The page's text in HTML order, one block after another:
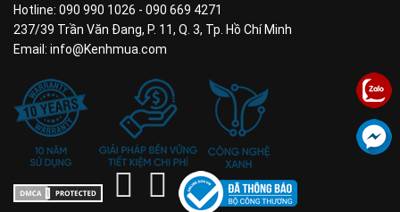
Hotline: 090 990 1026 - 090 669 4271
237/39 Trần Văn Đang, P. 11, Q. 3, Tp. Hồ Chí Minh
Email: info@Kenhmua.com